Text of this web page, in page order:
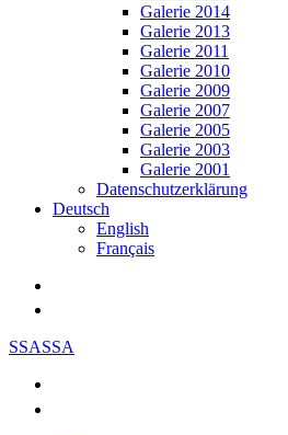
Galerie 2014
Galerie 2013
Galerie 2011
Galerie 2010
Galerie 2009
Galerie 2007
Galerie 2005
Galerie 2003
Galerie 2001
Datenschutzerklärung
Deutsch
English
Français
SSASSA